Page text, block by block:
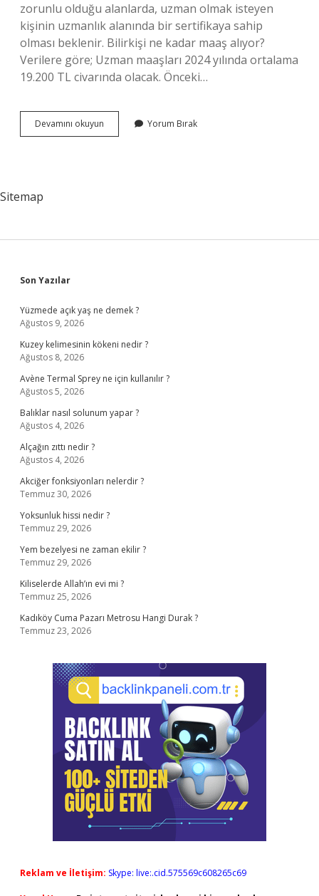
zorunlu olduğu alanlarda, uzman olmak isteyen
kişinin uzmanlık alanında bir sertifikaya sahip
olması beklenir. Bilirkişi ne kadar maaş alıyor?
Verilere göre; Uzman maaşları 2024 yılında ortalama
19.200 TL civarında olacak. Önceki…
Devamını okuyun
Olmak
Yorum Bırak
Sitemap
Sidebar
Son Yazılar
Yüzmede açık yaş ne demek ?
Ağustos 9, 2026
Kuzey kelimesinin kökeni nedir ?
Ağustos 8, 2026
Avène Termal Sprey ne için kullanılır ?
Ağustos 5, 2026
Balıklar nasıl solunum yapar ?
Ağustos 4, 2026
Alçağın zıttı nedir ?
Ağustos 4, 2026
Akciğer fonksiyonları nelerdir ?
Temmuz 30, 2026
Yoksunluk hissi nedir ?
Temmuz 29, 2026
Yem bezelyesi ne zaman ekilir ?
Temmuz 29, 2026
Kiliselerde Allah’ın evi mi ?
Temmuz 25, 2026
Kadıköy Cuma Pazarı Metrosu Hangi Durak ?
Temmuz 23, 2026
Reklam ve İletişim: Skype: live:.cid.575569c608265c69